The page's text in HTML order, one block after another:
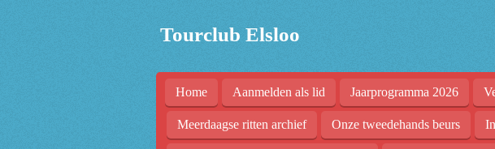
Tourclub Elsloo
Home Aanmelden als lid Jaarprogramma 2026
Meerdaagse ritten archief Onze tweedehands beurs